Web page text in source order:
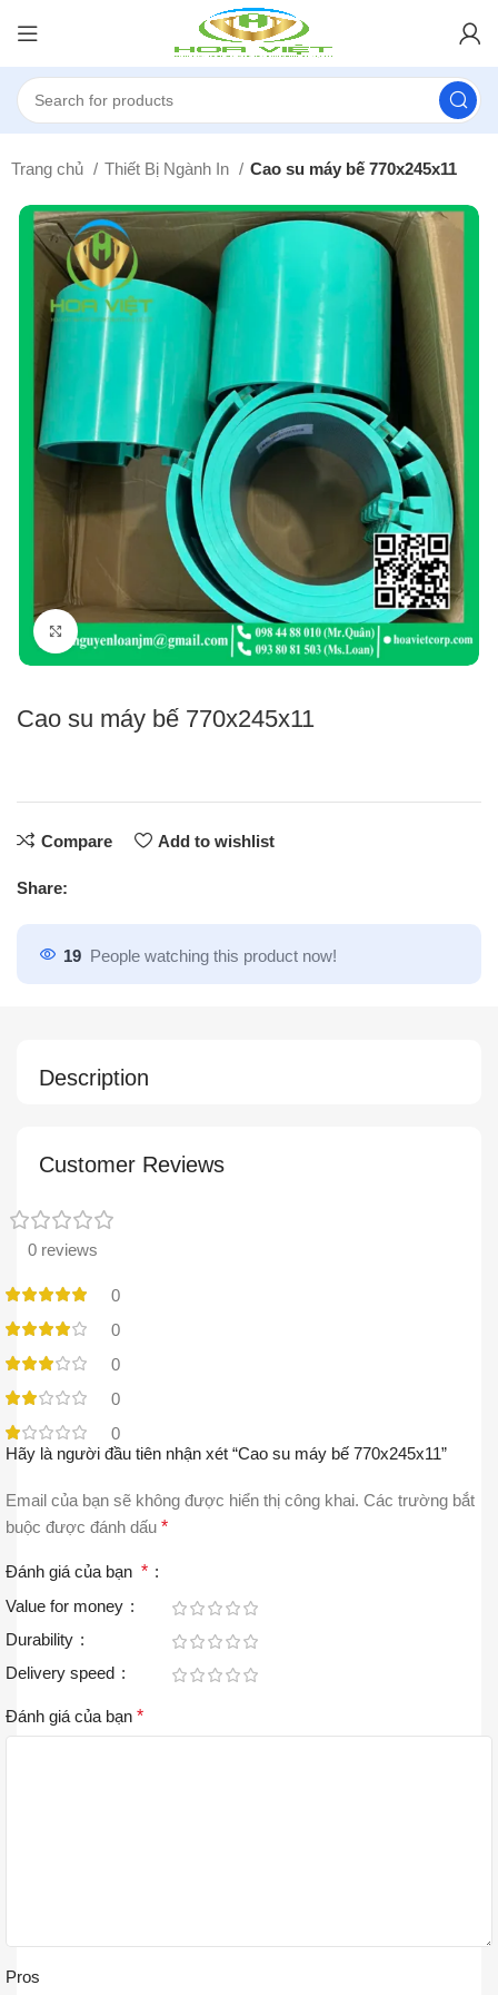
Trang chủ Thiết Bị Ngành In Cao su máy bế 770x245x11
Click to enlarge
Cao su máy bế 770x245x11
Compare Add to wishlist
Share:
19 People watching this product now!
Description
Customer Reviews
0 reviews
0
0
0
0
0
Hãy là người đầu tiên nhận xét “Cao su máy bế 770x245x11”
Email của bạn sẽ không được hiển thị công khai. Các trường bắt
buộc được đánh dấu *
Đánh giá của bạn *
Value for money
Durability
Delivery speed
Đánh giá của bạn *
Pros